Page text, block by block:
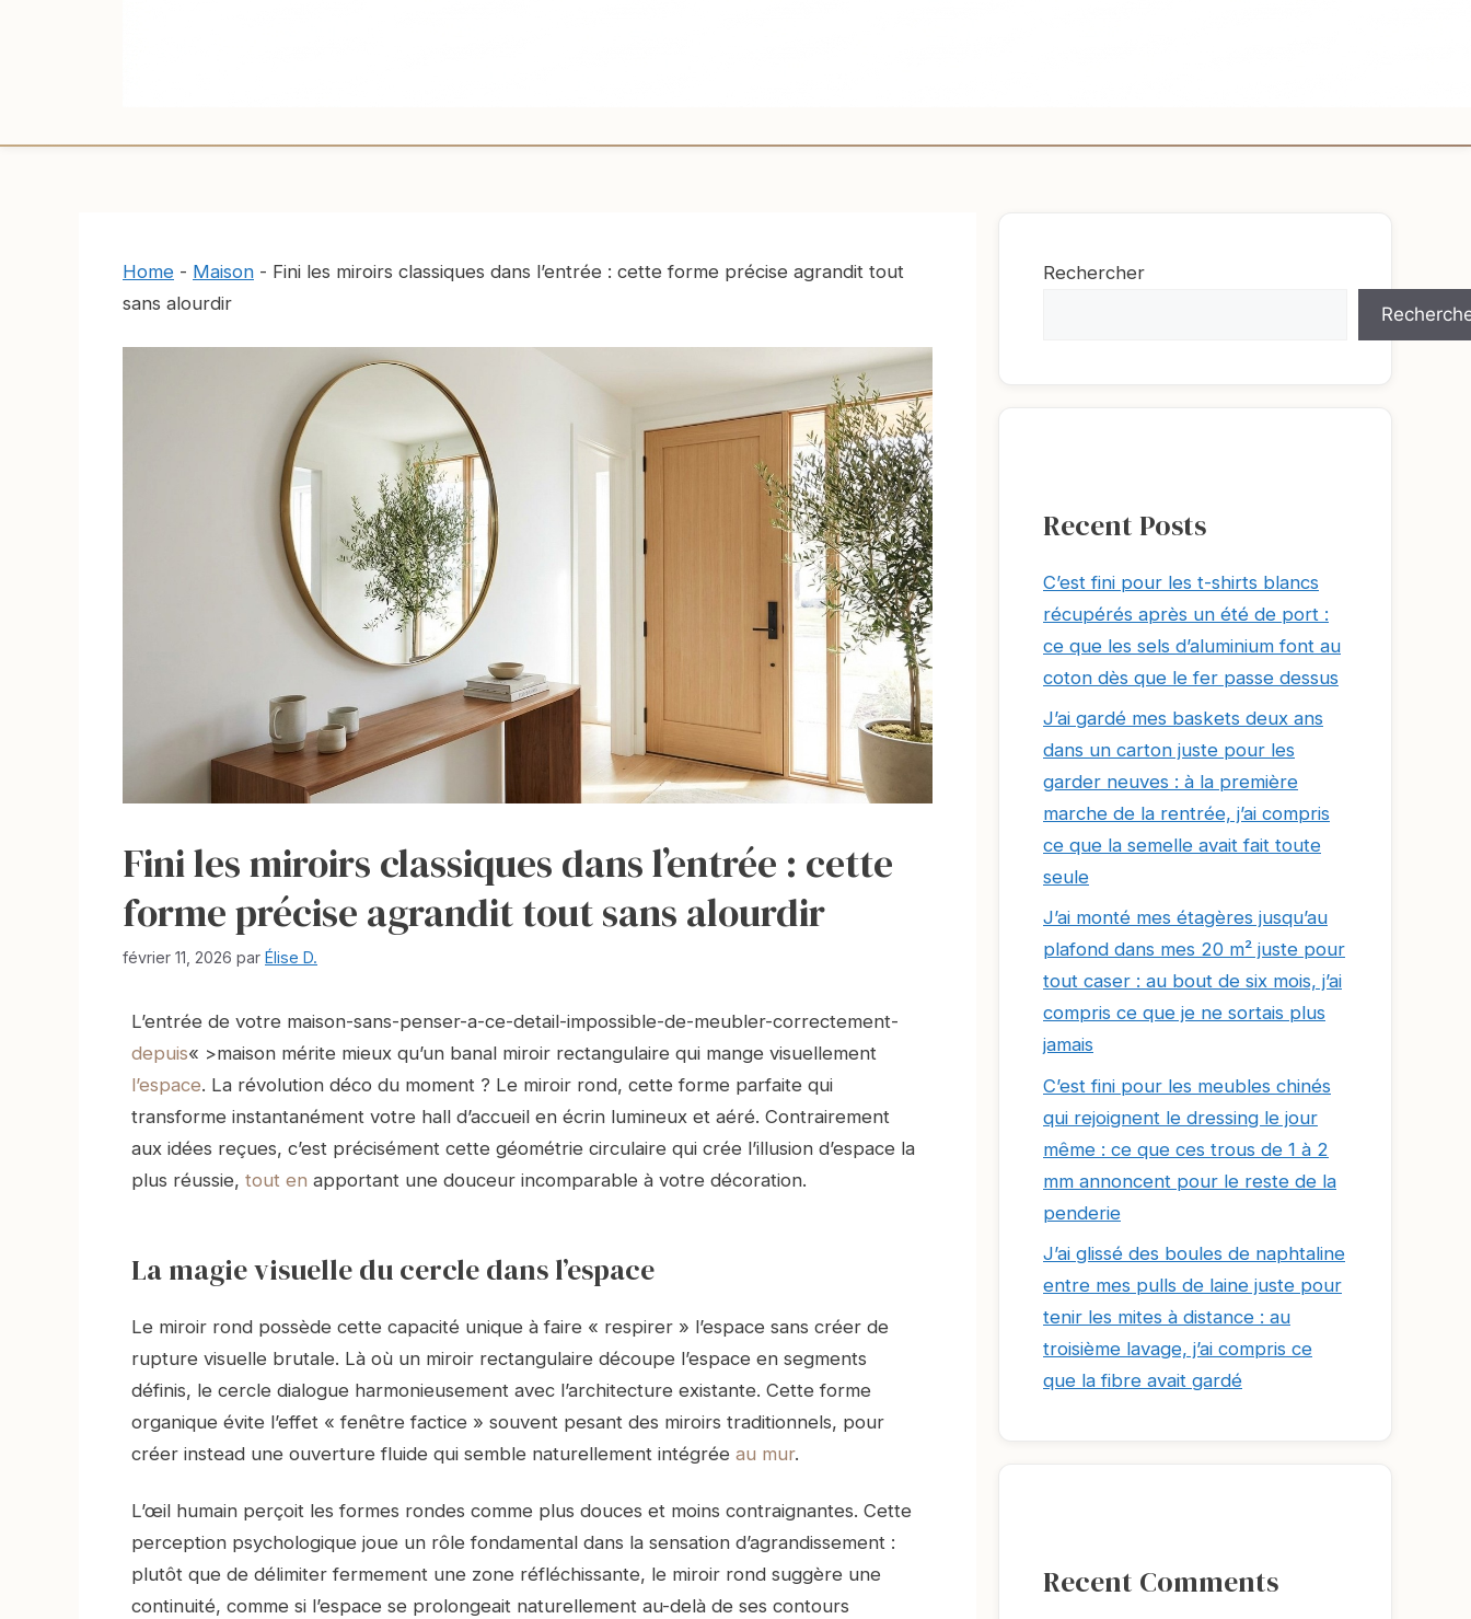
Home - Maison - Fini les miroirs classiques dans l’entrée : cette forme précise agrandit tout
sans alourdir
Fini les miroirs classiques dans l’entrée : cette
forme précise agrandit tout sans alourdir
février 11, 2026 par Élise D.
L’entrée de votre maison-sans-penser-a-ce-detail-impossible-de-meubler-correctement-
depuis« >maison mérite mieux qu’un banal miroir rectangulaire qui mange visuellement
l’espace. La révolution déco du moment ? Le miroir rond, cette forme parfaite qui
transforme instantanément votre hall d’accueil en écrin lumineux et aéré. Contrairement
aux idées reçues, c’est précisément cette géométrie circulaire qui crée l’illusion d’espace la
plus réussie, tout en apportant une douceur incomparable à votre décoration.
La magie visuelle du cercle dans l’espace
Le miroir rond possède cette capacité unique à faire « respirer » l’espace sans créer de
rupture visuelle brutale. Là où un miroir rectangulaire découpe l’espace en segments
définis, le cercle dialogue harmonieusement avec l’architecture existante. Cette forme
organique évite l’effet « fenêtre factice » souvent pesant des miroirs traditionnels, pour
créer instead une ouverture fluide qui semble naturellement intégrée au mur.
L’œil humain perçoit les formes rondes comme plus douces et moins contraignantes. Cette
perception psychologique joue un rôle fondamental dans la sensation d’agrandissement :
plutôt que de délimiter fermement une zone réfléchissante, le miroir rond suggère une
continuité, comme si l’espace se prolongeait naturellement au-delà de ses contours
Rechercher
Recent Posts
C’est fini pour les t-shirts blancs
récupérés après un été de port :
ce que les sels d’aluminium font au
coton dès que le fer passe dessus
J’ai gardé mes baskets deux ans
dans un carton juste pour les
garder neuves : à la première
marche de la rentrée, j’ai compris
ce que la semelle avait fait toute
seule
J’ai monté mes étagères jusqu’au
plafond dans mes 20 m² juste pour
tout caser : au bout de six mois, j’ai
compris ce que je ne sortais plus
jamais
C’est fini pour les meubles chinés
qui rejoignent le dressing le jour
même : ce que ces trous de 1 à 2
mm annoncent pour le reste de la
penderie
J’ai glissé des boules de naphtaline
entre mes pulls de laine juste pour
tenir les mites à distance : au
troisième lavage, j’ai compris ce
que la fibre avait gardé
Recent Comments